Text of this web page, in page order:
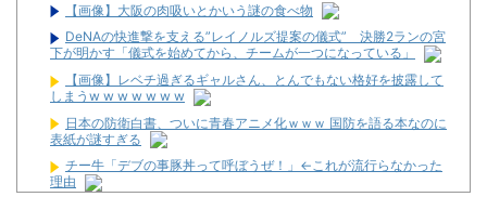
【画像】大阪の肉吸いとかいう謎の食べ物
DeNAの快進撃を支える”レイノルズ提案の儀式” 決勝2ランの宮
下が明かす「儀式を始めてから、チームが一つになっている」
【画像】レベチ過ぎるギャルさん、とんでもない格好を披露して
しまうw w w w w w w
日本の防衛白書、ついに青春アニメ化ｗｗｗ 国防を語る本なのに
表紙が謎すぎる
チー牛「デブの事豚丼って呼ぼうぜ！」←これが流行らなかった
理由